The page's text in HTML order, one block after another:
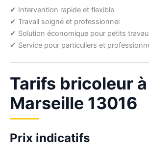
✔ Intervention rapide et flexible
✔ Travail soigné et professionnel
✔ Solution économique pour petits
✔ Service pour particuliers et
Tarifs bricoleur à
Marseille 13016
Prix indicatifs